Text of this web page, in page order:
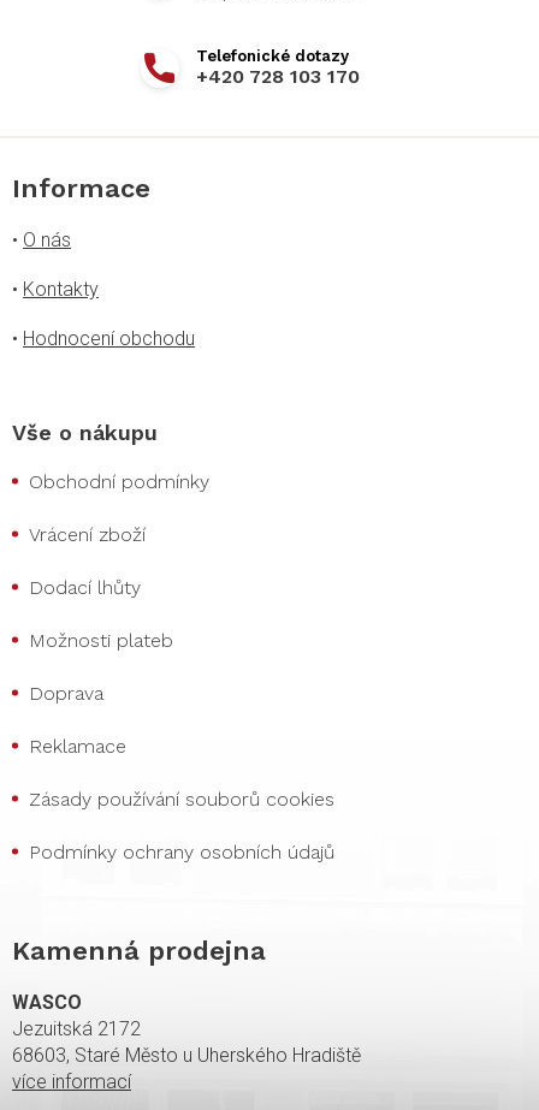
+420 728 103 170
Informace
• O nás
• Kontakty
• Hodnocení obchodu
Vše o nákupu
Obchodní podmínky
Vrácení zboží
Dodací lhůty
Možnosti plateb
Doprava
Reklamace
Zásady používání souborů cookies
Podmínky ochrany osobních údajů
Kamenná prodejna
WASCO
Jezuitská 2172
68603, Staré Město u Uherského Hradiště
více informací